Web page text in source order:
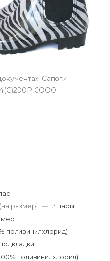
Сапоги
СООО
размер) — 3 пары
поливинилхлорид)
поливинилхлорид)